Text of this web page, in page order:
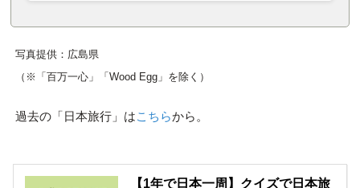
写真提供：広島県
（※「百万一心」「Wood Egg」を除く）
過去の「日本旅行」はこちらから。
【1年で日本一周】クイズで日本旅